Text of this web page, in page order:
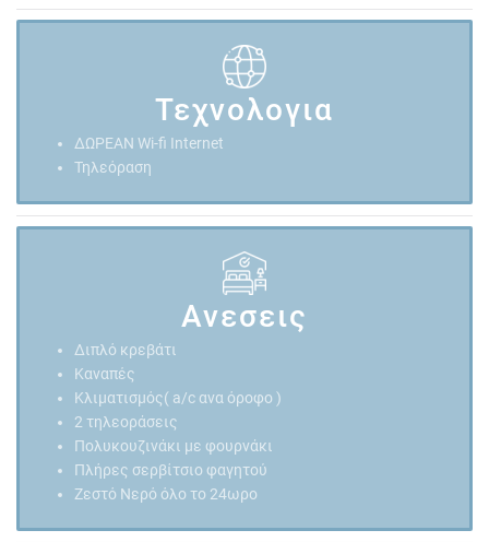
Τεχνολογια
ΔΩΡΕΑΝ Wi-fi Internet
Τηλεόραση
Ανεσεις
Διπλό κρεβάτι
Kαναπές
Κλιματισμός( a/c ανα όροφο )
2 τηλεοράσεις
Πολυκουζινάκι με φουρνάκι
Πλήρες σερβίτσιο φαγητού
Ζεστό Νερό όλο το 24ωρο